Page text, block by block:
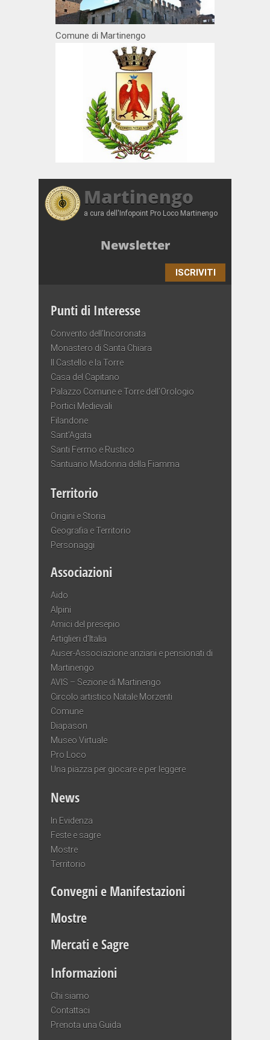
Comune di Martinengo
Martinengo
a cura dell'Infopoint Pro Loco Martinengo
Newsletter
ISCRIVITI
Punti di Interesse
Convento dell’Incoronata
Monastero di Santa Chiara
Il Castello e la Torre
Casa del Capitano
Palazzo Comune e Torre dell’Orologio
Portici Medievali
Filandone
Sant’Agata
Santi Fermo e Rustico
Santuario Madonna della Fiamma
Territorio
Origini e Storia
Geografia e Territorio
Personaggi
Associazioni
Aido
Alpini
Amici del presepio
Artiglieri d’Italia
Auser-Associazione anziani e pensionati di
Martinengo
AVIS – Sezione di Martinengo
Circolo artistico Natale Morzenti
Comune
Diapason
Museo Virtuale
Pro Loco
Una piazza per giocare e per leggere
News
In Evidenza
Feste e sagre
Mostre
Territorio
Convegni e Manifestazioni
Mostre
Mercati e Sagre
Informazioni
Chi siamo
Contattaci
Prenota una Guida